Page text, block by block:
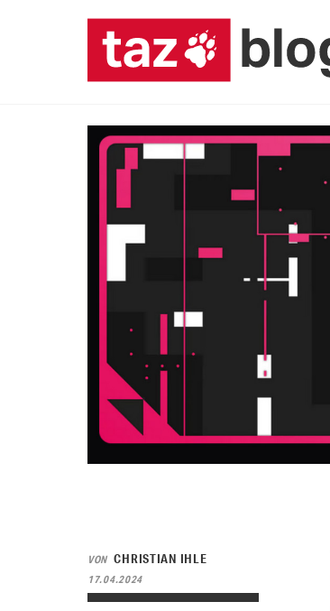
VON CHRISTIAN IHLE
17.04.2024